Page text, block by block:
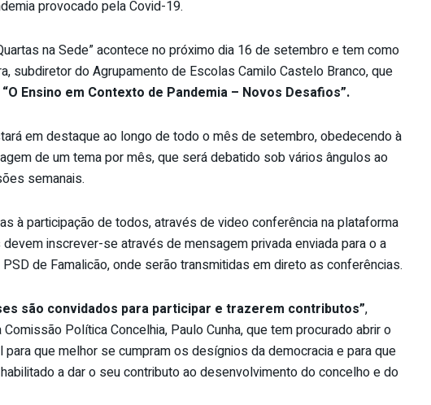
provocado pela Covid-19.
na Sede” acontece no próximo dia 16 de setembro e tem como
subdiretor do Agrupamento de Escolas Camilo Castelo Branco, que
“O Ensino em Contexto de Pandemia – Novos Desafios”.
em destaque ao longo de todo o mês de setembro, obedecendo à
de um tema por mês, que será debatido sob vários ângulos ao
semanais.
à participação de todos, através de video conferência na plataforma
inscrever-se através de mensagem privada enviada para o a
de Famalicão, onde serão transmitidas em direto as conferências.
são convidados para participar e trazerem contributos”,
Política Concelhia, Paulo Cunha, que tem procurado abrir o
que melhor se cumpram os desígnios da democracia e para que
a dar o seu contributo ao desenvolvimento do concelho e do